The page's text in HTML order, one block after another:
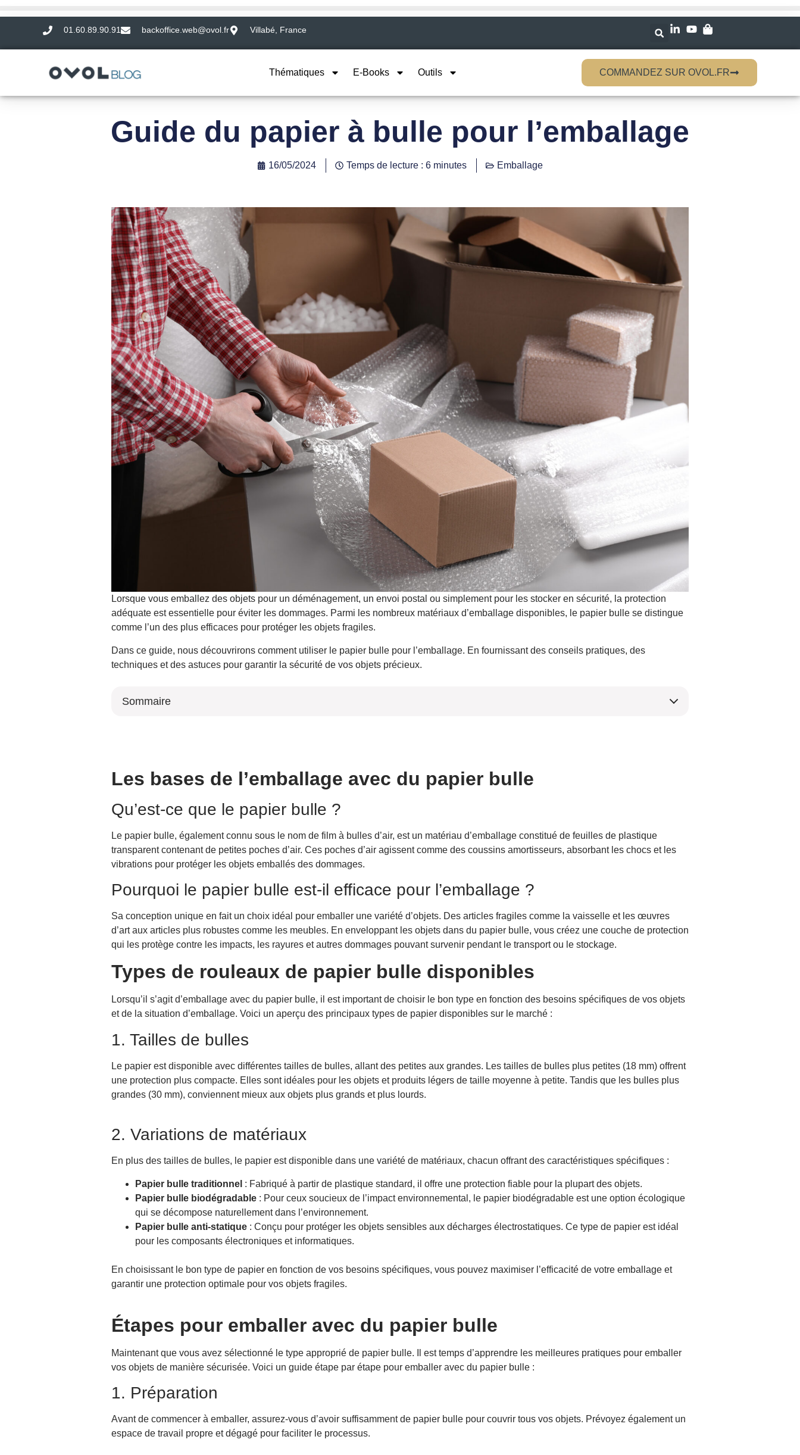
01.60.89.90.91 backoffice.web@ovol.fr Villabé, France
Thématiques E-Books Outils COMMANDEZ SUR OVOL.FR
Guide du papier à bulle pour l’emballage
16/05/2024 Temps de lecture : 6 minutes Emballage
Lorsque vous emballez des objets pour un déménagement, un envoi postal ou simplement pour les stocker en sécurité, la protection
adéquate est essentielle pour éviter les dommages. Parmi les nombreux matériaux d’emballage disponibles, le papier bulle se distingue
comme l’un des plus efficaces pour protéger les objets fragiles.
Dans ce guide, nous découvrirons comment utiliser le papier bulle pour l’emballage. En fournissant des conseils pratiques, des
techniques et des astuces pour garantir la sécurité de vos objets précieux.
Sommaire
Types de rouleaux de papier bulle disponibles
2. Variations de matériaux
1. Préparation
2. Choisissez le bon type de papier bulle
3. Enveloppez les objets avec soin
4. Fixez le papier bulle
5. Répétez le processus pour chaque objet
6. Combler les espaces vides
Conseils pour un emballage efficace
2. Utilisez des feuilles supplémentaires pour les objets fragiles
4. Assurez-vous d’une fixation sécurisée
5. Pensez à la taille de la boîte d’emballage
6. Marquez les boîtes fragiles
Papier kraft
Enveloppes à bulles
Les bases de l’emballage avec du papier bulle
Qu’est-ce que le papier bulle ?
Le papier bulle, également connu sous le nom de film à bulles d’air, est un matériau d’emballage constitué de feuilles de plastique
transparent contenant de petites poches d’air. Ces poches d’air agissent comme des coussins amortisseurs, absorbant les chocs et les
vibrations pour protéger les objets emballés des dommages.
Pourquoi le papier bulle est-il efficace pour l’emballage ?
Sa conception unique en fait un choix idéal pour emballer une variété d’objets. Des articles fragiles comme la vaisselle et les œuvres
d’art aux articles plus robustes comme les meubles. En enveloppant les objets dans du papier bulle, vous créez une couche de protection
qui les protège contre les impacts, les rayures et autres dommages pouvant survenir pendant le transport ou le stockage.
Types de rouleaux de papier bulle disponibles
Lorsqu’il s’agit d’emballage avec du papier bulle, il est important de choisir le bon type en fonction des besoins spécifiques de vos objets
et de la situation d’emballage. Voici un aperçu des principaux types de papier disponibles sur le marché :
1. Tailles de bulles
Le papier est disponible avec différentes tailles de bulles, allant des petites aux grandes. Les tailles de bulles plus petites (18 mm) offrent
une protection plus compacte. Elles sont idéales pour les objets et produits légers de taille moyenne à petite. Tandis que les bulles plus
grandes (30 mm), conviennent mieux aux objets plus grands et plus lourds.
2. Variations de matériaux
En plus des tailles de bulles, le papier est disponible dans une variété de matériaux, chacun offrant des caractéristiques spécifiques :
Papier bulle traditionnel : Fabriqué à partir de plastique standard, il offre une protection fiable pour la plupart des objets.
Papier bulle biodégradable : Pour ceux soucieux de l’impact environnemental, le papier biodégradable est une option écologique
qui se décompose naturellement dans l’environnement.
Papier bulle anti-statique : Conçu pour protéger les objets sensibles aux décharges électrostatiques. Ce type de papier est idéal
pour les composants électroniques et informatiques.
En choisissant le bon type de papier en fonction de vos besoins spécifiques, vous pouvez maximiser l’efficacité de votre emballage et
garantir une protection optimale pour vos objets fragiles.
Étapes pour emballer avec du papier bulle
Maintenant que vous avez sélectionné le type approprié de papier bulle. Il est temps d’apprendre les meilleures pratiques pour emballer
vos objets de manière sécurisée. Voici un guide étape par étape pour emballer avec du papier bulle :
1. Préparation
Avant de commencer à emballer, assurez-vous d’avoir suffisamment de papier bulle pour couvrir tous vos objets. Prévoyez également un
espace de travail propre et dégagé pour faciliter le processus.